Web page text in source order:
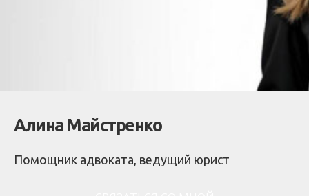
Алина Майстренко
Помощник адвоката, ведущий юрист